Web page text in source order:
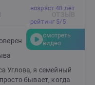
возраст 48 лет
рейтинг 5/5
смотреть
видео
Углова, я семейный
бывает, когда